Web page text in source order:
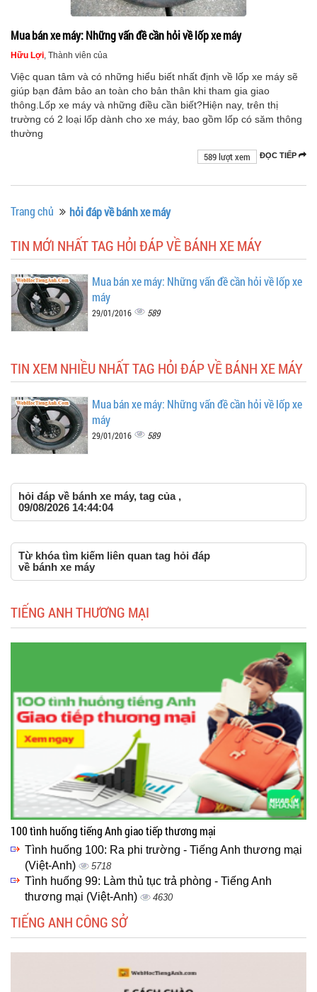
Mua bán xe máy: Những vấn đề cần hỏi về lốp xe máy
Hữu Lợi , Thành viên của
Việc quan tâm và có những hiểu biết nhất định về lốp xe máy sẽ
giúp bạn đảm bảo an toàn cho bản thân khi tham gia giao
thông.Lốp xe máy và những điều cần biết?Hiện nay, trên thị
trường có 2 loại lốp dành cho xe máy, bao gồm lốp có săm thông
thường
ĐỌC TIẾP
589 lượt xem
Trang chủ hỏi đáp về bánh xe máy
TIN MỚI NHẤT TAG HỎI ĐÁP VỀ BÁNH XE MÁY
Mua bán xe máy: Những vấn đề cần hỏi về lốp xe
máy
29/01/2016 589
TIN XEM NHIỀU NHẤT TAG HỎI ĐÁP VỀ BÁNH XE MÁY
Mua bán xe máy: Những vấn đề cần hỏi về lốp xe
máy
29/01/2016 589
hỏi đáp về bánh xe máy, tag của ,
09/08/2026 14:44:04
Từ khóa tìm kiếm liên quan tag hỏi đáp
về bánh xe máy
TIẾNG ANH THƯƠNG MẠI
100 tình huống tiếng Anh giao tiếp thương mại
Tình huống 100: Ra phi trường - Tiếng Anh thương mại
(Việt-Anh)
5718
Tình huống 99: Làm thủ tục trả phòng - Tiếng Anh
thương mại (Việt-Anh)
4630
TIẾNG ANH CÔNG SỞ